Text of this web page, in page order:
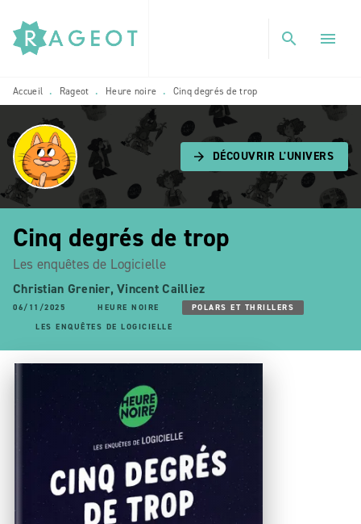
MENU RECHERCHE
PIED DE PAGE
search menu
Accueil • Rageot • Heure noire • Cinq degrés de trop
arrow_forward DÉCOUVRIR L'UNIVERS
Cinq degrés de trop
Les enquêtes de Logicielle
Christian Grenier,Vincent Cailliez
06/11/2025 HEURE NOIRE
POLARS ET THRILLERS
LES ENQUÊTES DE LOGICIELLE